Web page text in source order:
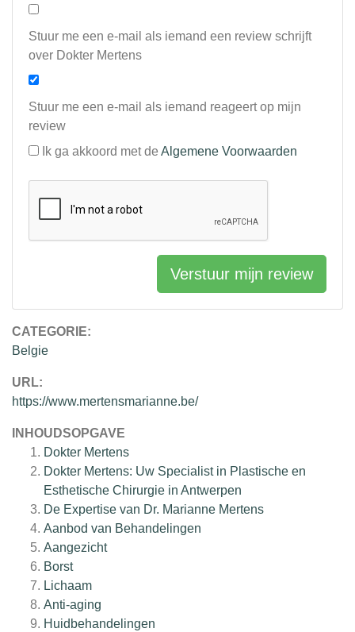
CATEGORIE:
Belgie
URL:
https://www.mertensmarianne.be/
INHOUDSOPGAVE
Dokter Mertens
Dokter Mertens: Uw Specialist in Plastische en
Esthetische Chirurgie in Antwerpen
De Expertise van Dr. Marianne Mertens
Aanbod van Behandelingen
Aangezicht
Borst
Lichaam
Anti-aging
Huidbehandelingen
Stuur me een e-mail als iemand een review schrijft
over Dokter Mertens
Stuur me een e-mail als iemand reageert op mijn
review
Ik ga akkoord met de Algemene Voorwaarden
Verstuur mijn review